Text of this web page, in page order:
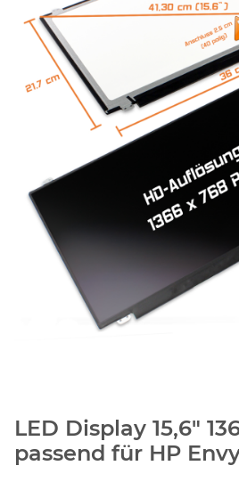
LED Display 15,6"
passend für HP Envy